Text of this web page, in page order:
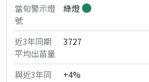
綠燈
3727
+4%